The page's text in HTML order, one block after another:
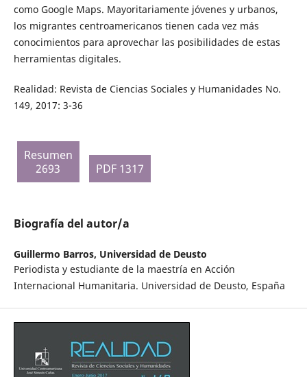
como Google Maps. Mayoritariamente jóvenes y urbanos,
los migrantes centroamericanos tienen cada vez más
conocimientos para aprovechar las posibilidades de estas
herramientas digitales.
Realidad: Revista de Ciencias Sociales y Humanidades No.
149, 2017: 3-36
Resumen
2693
PDF 1317
Biografía del autor/a
Guillermo Barros, Universidad de Deusto
Periodista y estudiante de la maestría en Acción
Internacional Humanitaria. Universidad de Deusto, España